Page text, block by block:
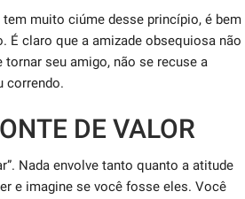
muito ciúme desse princípio, é bem
É claro que a amizade obsequiosa não
seu amigo, não se recuse a
correndo.
DE VALOR
Nada envolve tanto quanto a atitude
e imagine se você fosse eles. Você